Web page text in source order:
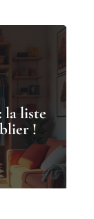
la liste
!